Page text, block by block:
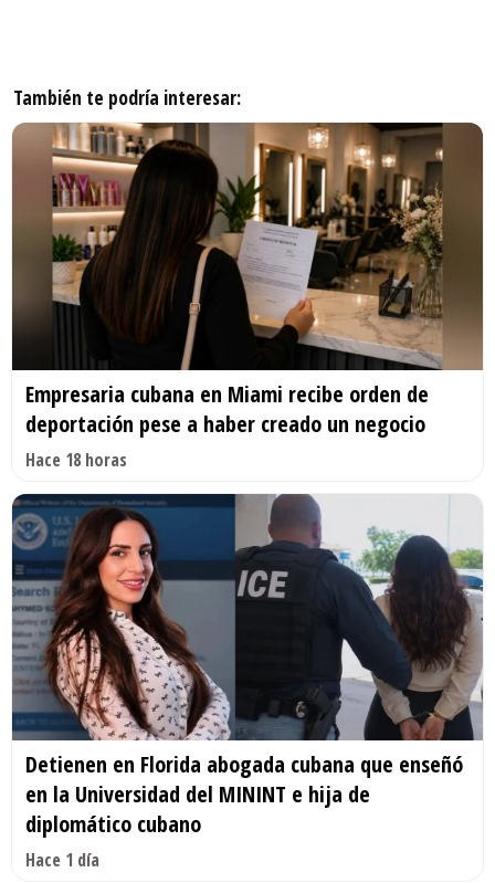
También te podría interesar:
Empresaria cubana en Miami recibe orden de
deportación pese a haber creado un negocio
Hace 18 horas
Detienen en Florida abogada cubana que enseñó
en la Universidad del MININT e hija de
diplomático cubano
Hace 1 día